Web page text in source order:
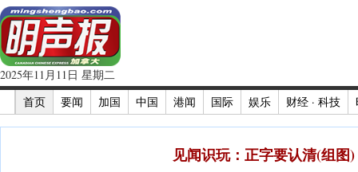
2025年11月11日 星期二
首页
要闻 加国 中国 港闻 国际 娱乐 财经 · 科技
见闻识玩：正字要认清(组图)